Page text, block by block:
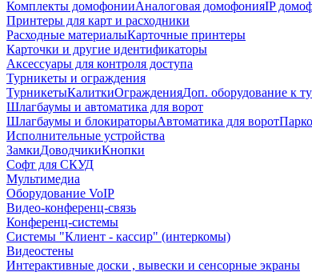
Комплекты домофонииАналоговая домофонияIP
Принтеры для карт и расходники
Расходные материалыКарточные принтеры
Карточки и другие идентификаторы
Аксессуары для контроля доступа
Турникеты и ограждения
ТурникетыКалиткиОгражденияДоп. оборудование к
Шлагбаумы и автоматика для ворот
Шлагбаумы и блокираторыАвтоматика для ворот
Исполнительные устройства
ЗамкиДоводчикиКнопки
Софт для СКУД
Мультимедиа
Оборудование VoIP
Видео-конференц-связь
Конференц-системы
Системы "Клиент - кассир" (интеркомы)
Видеостены
Интерактивные доски , вывески и сенсорные экраны